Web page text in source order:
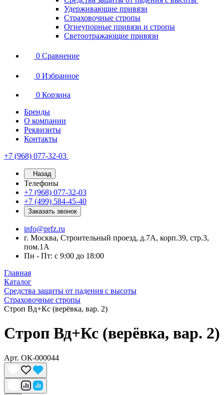
Удерживающие привязи
Страховочные стропы
Огнеупорные привязи и стропы
Светоотражающие привязи
0 Сравнение
0 Избранное
0 Корзина
Бренды
О компании
Реквизиты
Контакты
+7 (968) 077-32-03
Назад
Телефоны
+7 (968) 077-32-03
+7 (499) 584-45-40
Заказать звонок
info@prfz.ru
г. Москва, Строительный проезд, д.7А, корп.39, стр.3,
пом.1А
Пн - Пт: с 9:00 до 18:00
Главная
Каталог
Средства защиты от падения с высоты
Страховочные стропы
Строп Вд+Кс (верёвка, вар. 2)
Строп Вд+Кс (верёвка, вар. 2)
Арт. ОК-000044